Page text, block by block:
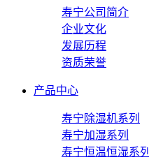
寿宁公司简介
企业文化
发展历程
资质荣誉
产品中心
寿宁除湿机系列
寿宁加湿系列
寿宁恒温恒湿系列